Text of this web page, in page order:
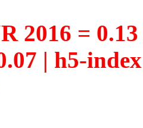
2016 =
| h5-